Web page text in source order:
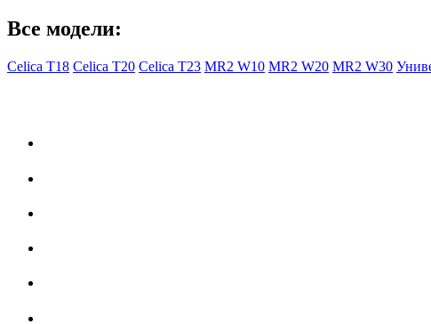
Все модели:
Celica T18 Celica T20 Celica T23 MR2 W10 MR2 W20 MR2 W30